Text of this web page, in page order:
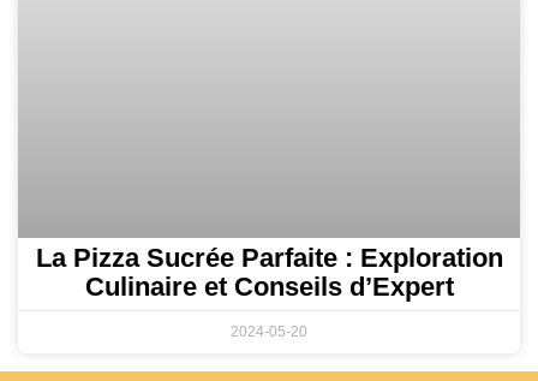
La Pizza Sucrée Parfaite : Exploration
Culinaire et Conseils d’Expert
2024-05-20